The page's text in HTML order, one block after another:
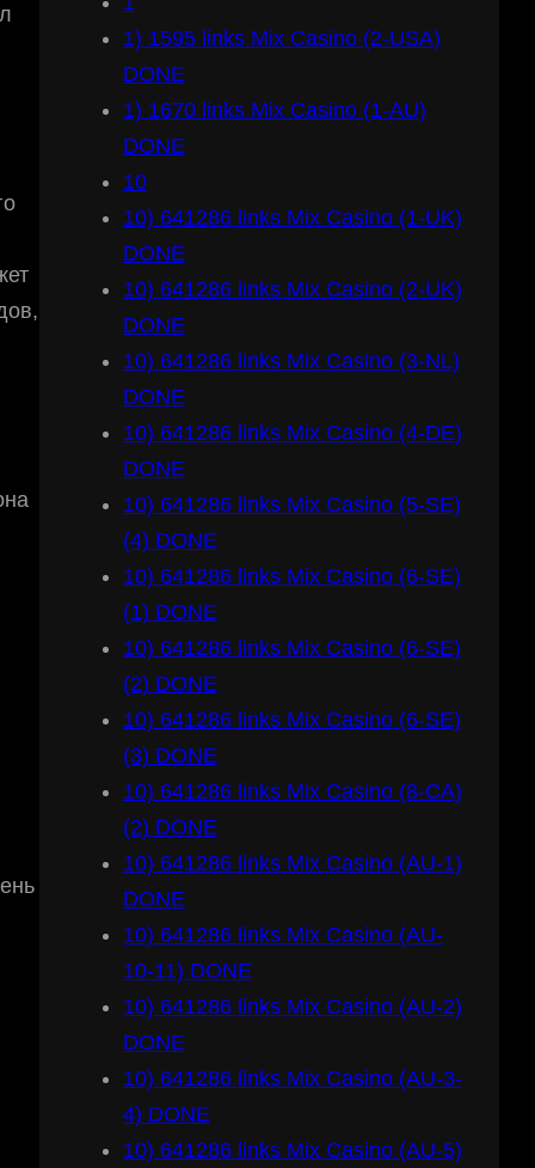
1) 1595 links Mix Casino (2-USA)
DONE
1) 1670 links Mix Casino (1-AU)
DONE
10
10) 641286 links Mix Casino (1-UK)
DONE
10) 641286 links Mix Casino (2-UK)
DONE
10) 641286 links Mix Casino (3-NL)
DONE
10) 641286 links Mix Casino (4-DE)
DONE
10) 641286 links Mix Casino (5-SE)
(4) DONE
10) 641286 links Mix Casino (6-SE)
(1) DONE
10) 641286 links Mix Casino (6-SE)
(2) DONE
10) 641286 links Mix Casino (6-SE)
(3) DONE
10) 641286 links Mix Casino (8-CA)
(2) DONE
10) 641286 links Mix Casino (AU-1)
DONE
10) 641286 links Mix Casino (AU-
10-11) DONE
10) 641286 links Mix Casino (AU-2)
DONE
10) 641286 links Mix Casino (AU-3-
4) DONE
10) 641286 links Mix Casino (AU-5)